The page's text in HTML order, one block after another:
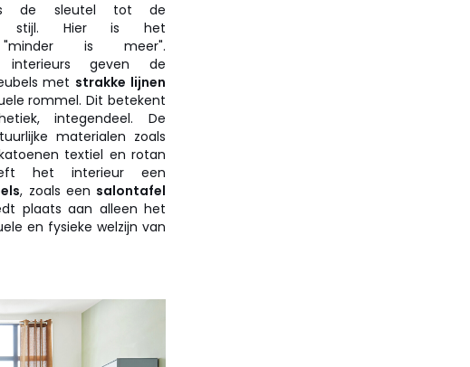
de sleutel tot de
stijl. Hier is het
"minder is meer".
interieurs geven de
met strakke lijnen
rommel. Dit betekent
integendeel. De
materialen zoals
textiel en rotan
het interieur een
, zoals een salontafel
plaats aan alleen het
en fysieke welzijn van